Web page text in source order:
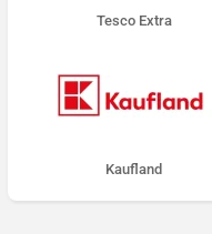
Tesco Extra
Kaufland